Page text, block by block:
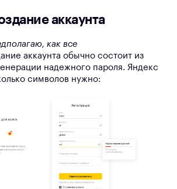
аккаунта
как все
аккаунта обычно состоит из
надежного пароля. Яндекс
символов нужно: